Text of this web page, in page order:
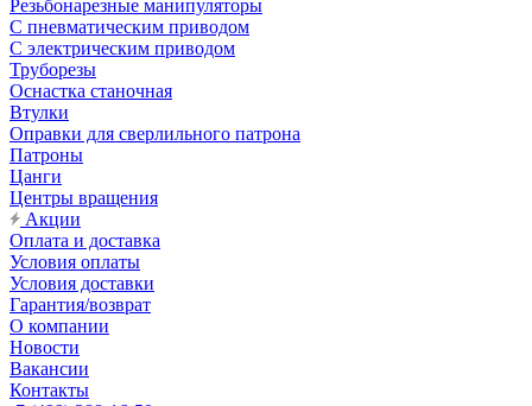
Резьбонарезные манипуляторы
С пневматическим приводом
С электрическим приводом
Труборезы
Оснастка станочная
Втулки
Оправки для сверлильного патрона
Патроны
Цанги
Центры вращения
Акции
Оплата и доставка
Условия оплаты
Условия доставки
Гарантия/возврат
О компании
Новости
Вакансии
Контакты